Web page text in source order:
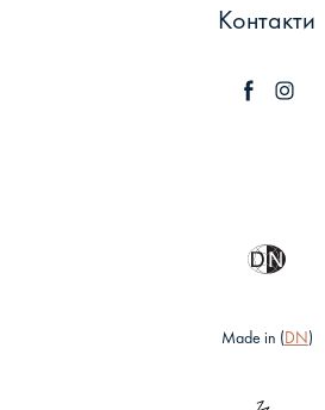
Контакти
Made in (DN)